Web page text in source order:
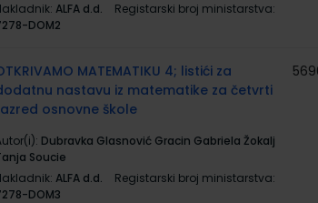
ALFA d.d.
Registarski broj ministarstva:
DOM2
MATEMATIKU 4; listići za
nastavu iz matematike za četvrti
osnovne škole
Dubravka Glasnović Gracin Gabriela Žokalj
Soucie
ALFA d.d.
Registarski broj ministarstva:
DOM3